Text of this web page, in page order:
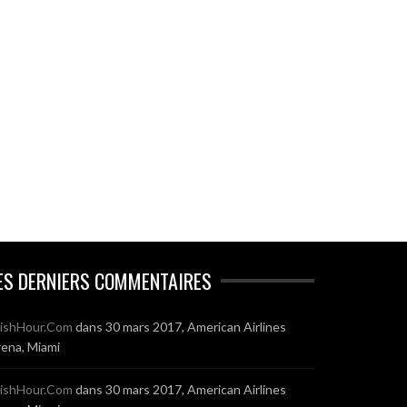
DERNIERS COMMENTAIRES
dans 30 mars 2017, American Airlines
Miami
dans 30 mars 2017, American Airlines